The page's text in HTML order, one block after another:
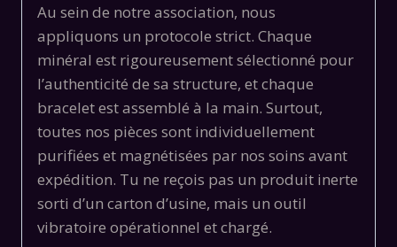
Au sein de notre association, nous
appliquons un protocole strict. Chaque
minéral est rigoureusement sélectionné pour
l’authenticité de sa structure, et chaque
bracelet est assemblé à la main. Surtout,
toutes nos pièces sont individuellement
purifiées et magnétisées par nos soins avant
expédition. Tu ne reçois pas un produit inerte
sorti d’un carton d’usine, mais un outil
vibratoire opérationnel et chargé.